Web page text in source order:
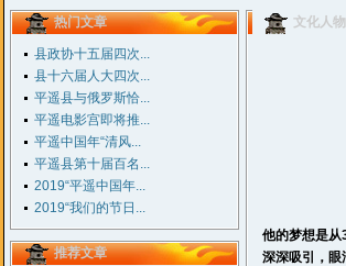
热门文章
县政协十五届四次...
县十六届人大四次...
平遥县与俄罗斯恰...
平遥电影宫即将推...
平遥中国年“清风...
平遥县第十届百名...
2019“平遥中国年...
2019“我们的节日...
推荐文章
文化人
他的梦想是从
深深吸引，眼